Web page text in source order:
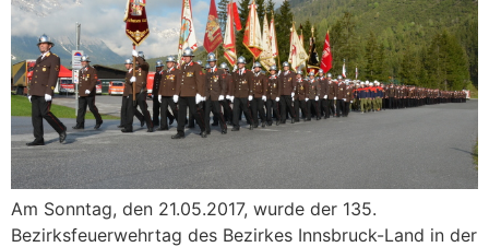
Am Sonntag, den 21.05.2017, wurde der 135.
Bezirksfeuerwehrtag des Bezirkes Innsbruck-Land in der